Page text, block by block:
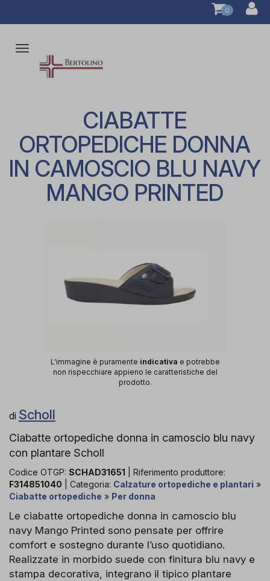
0
Attiva/disattiva
navigazione
CIABATTE
ORTOPEDICHE DONNA
IN CAMOSCIO BLU NAVY
MANGO PRINTED
L'immagine è puramente indicativa e potrebbe
non rispecchiare appieno le caratteristiche del
prodotto.
di Scholl
Ciabatte ortopediche donna in camoscio blu navy
con plantare Scholl
Codice OTGP: SCHAD31651 | Riferimento produttore:
F314851040 | Categoria: Calzature ortopediche e plantari »
Ciabatte ortopediche » Per donna
Le ciabatte ortopediche donna in camoscio blu
navy Mango Printed sono pensate per offrire
comfort e sostegno durante l’uso quotidiano.
Realizzate in morbido suede con finitura blu navy e
stampa decorativa, integrano il tipico plantare